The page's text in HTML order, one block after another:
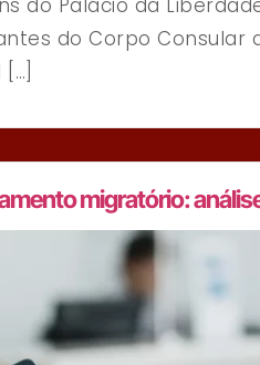
do Palácio da
do Corpo Consular
migratório: